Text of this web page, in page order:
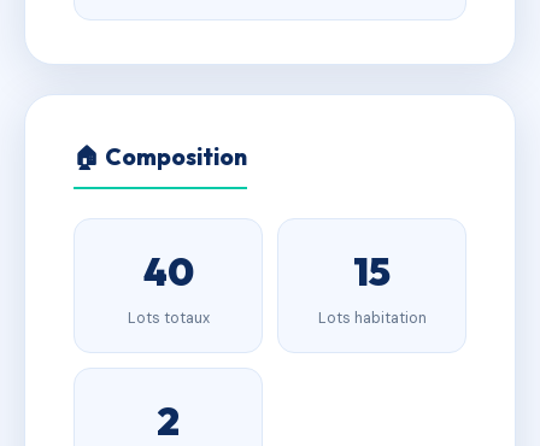
🏠 Composition
40
Lots totaux
15
Lots habitation
2